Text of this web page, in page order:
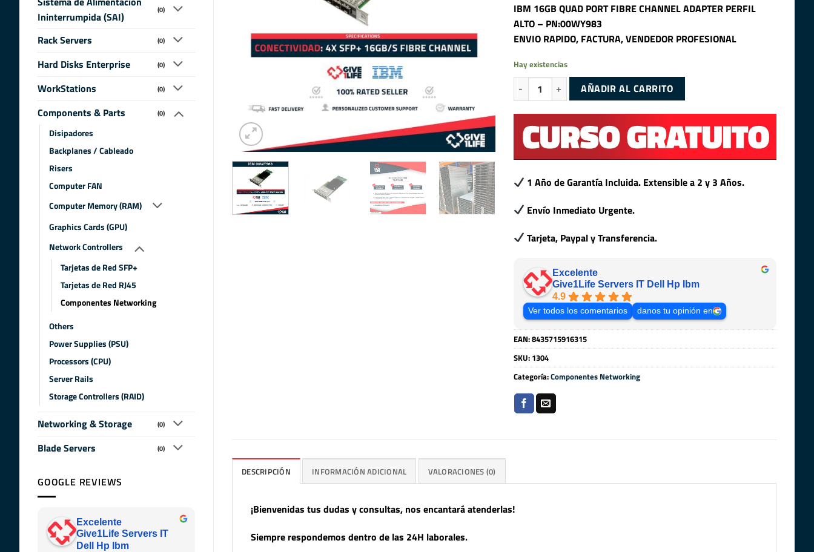
Ininterrumpida (SAI)
(0)
Rack Servers (0)
Hard Disks Enterprise (0)
WorkStations (0)
Components & Parts (0)
Disipadores
Backplanes / Cableado
Risers
Computer FAN
Computer Memory (RAM)
Graphics Cards (GPU)
Network Controllers
Tarjetas de Red SFP+
Tarjetas de Red RJ45
Componentes Networking
Others
Power Supplies (PSU)
Processors (CPU)
Server Rails
Storage Controllers (RAID)
Networking & Storage (0)
Blade Servers (0)
GOOGLE REVIEWS
Excelente
Give1Life Servers IT
Dell Hp Ibm
IBM 16GB QUAD PORT FIBRE CHANNEL ADAPTER PERFIL
ALTO – PN:00WY983
ENVIO RAPIDO, FACTURA, VENDEDOR PROFESIONAL
Hay existencias
IBM 16GB QUAD PORT FIBRE CHANNEL ADAPTER PERFIL ALTO - PN:00WY983
AÑADIR AL CARRITO
1 Año de Garantía Incluida. Extensible a 2 y 3 Años.
Envío Inmediato Urgente.
Tarjeta, Paypal y Transferencia.
Excelente
Give1Life Servers IT Dell Hp Ibm
4.9
Ver todos los comentarios danos tu opinión en
EAN:8435715916315
SKU: 1304
Categoría:Componentes Networking
DESCRIPCIÓN INFORMACIÓN ADICIONAL VALORACIONES (0)
¡Bienvenidas tus dudas y consultas, nos encantará atenderlas!
Siempre respondemos dentro de las 24H laborales.